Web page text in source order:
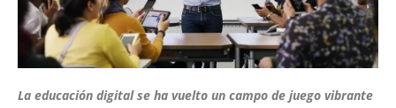
La educación digital se ha vuelto un campo de juego vibrante